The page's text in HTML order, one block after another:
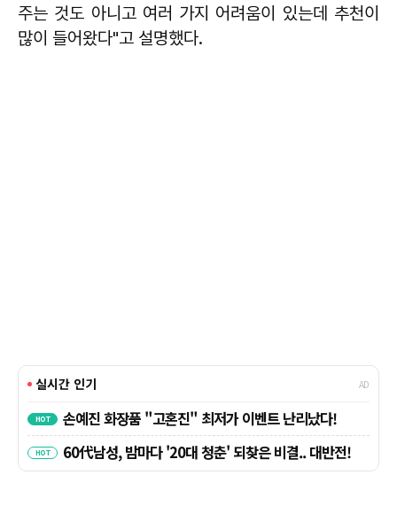
주는 것도 아니고 여러 가지 어려움이 있는데 추천이
많이 들어왔다"고 설명했다.